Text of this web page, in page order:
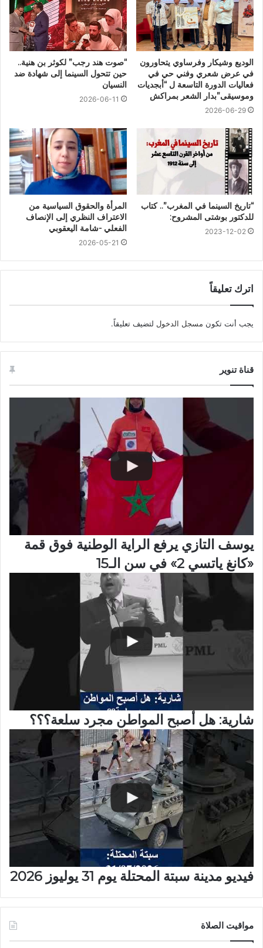
الوديع وشيكار وفرساوي يتحاورون
في عرض شعري وفني حي في
فعاليات الدورة التاسعة ل “أبجديات
وموسيقى”بدار الشعر بمراكش
2026-06-29
“صوت هند رجب” لكوثر بن هنية..
حين تتحول السينما إلى شهادة ضد
النسيان
2026-06-11
“تاريخ السينما في المغرب”.. كتاب
للدكتور بوشتى المشروح:
2023-12-02
المرأة والحقوق السياسية من
الاعتراف النظري إلى الإنصاف
الفعلي -شامة اليعقوبي
2026-05-21
اترك تعليقاً
يجب أنت تكون مسجل الدخول لتضيف تعليقاً.
قناة تنوير
يوسف التازي يرفع الراية الوطنية فوق قمة
«كانغ ياتسي 2» في سن الـ15
شارية: هل أصبح المواطن مجرد سلعة؟؟؟
فيديو مدينة سبتة المحتلة يوم 31 يوليوز 2026
مواقيت الصلاة